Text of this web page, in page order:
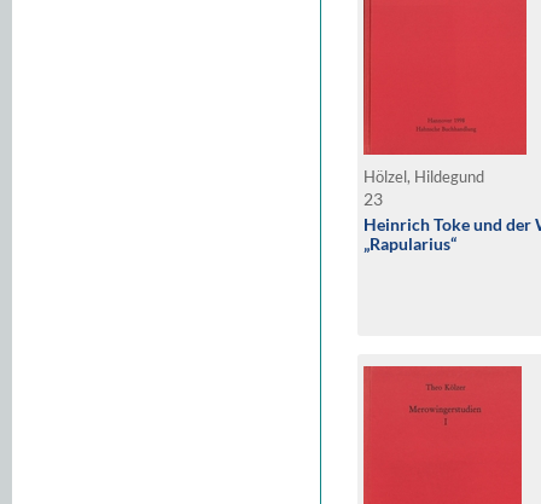
Hölzel, Hildegund
23
Heinrich Toke und
„Rapularius“